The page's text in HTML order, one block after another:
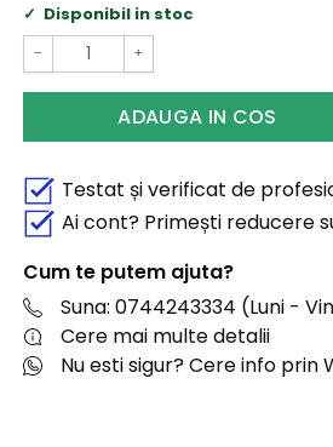
Disponibil in stoc
− +
ADAUGA IN COS
Testat și verificat de
Ai cont? Primești reducere
Cum te putem ajuta?
Suna: 0744243334 (Luni -
Cere mai multe detalii
Nu esti sigur? Cere info prin